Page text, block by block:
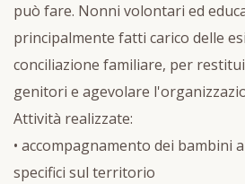
può fare. Nonni volontari ed
principalmente fatti carico delle
conciliazione familiare, per
genitori e agevolare
Attività realizzate:
• accompagnamento dei bambini
specifici sul territorio